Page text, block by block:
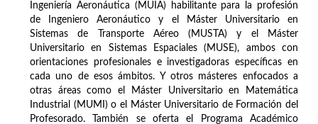
Ingeniería Aeronáutica (MUIA) habilitante para la profesión
de Ingeniero Aeronáutico y el Máster Universitario en
Sistemas de Transporte Aéreo (MUSTA) y el Máster
Universitario en Sistemas Espaciales (MUSE), ambos con
orientaciones profesionales e investigadoras específicas en
cada uno de esos ámbitos. Y otros másteres enfocados a
otras áreas como el Máster Universitario en Matemática
Industrial (MUMI) o el Máster Universitario de Formación del
Profesorado. También se oferta el Programa Académico